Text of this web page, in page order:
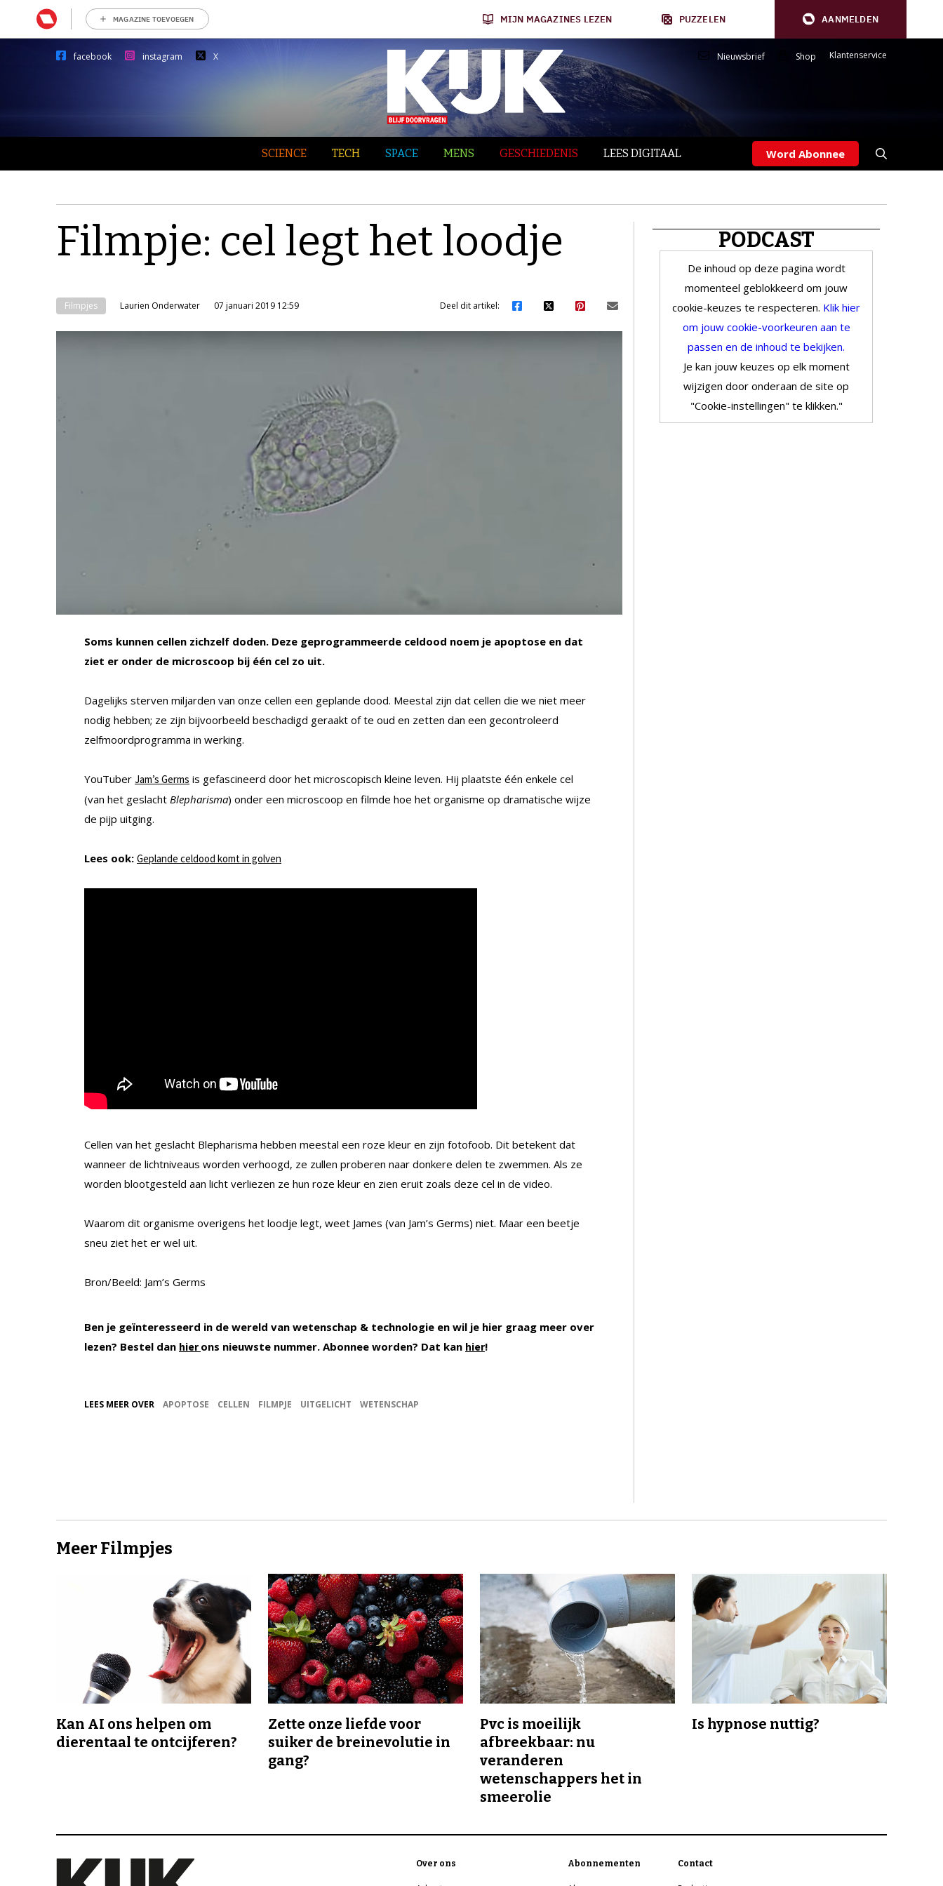
MAGAZINE TOEVOEGEN MIJN MAGAZINES LEZEN PUZZELEN AANMELDEN
facebook instagram X Nieuwsbrief Shop Klantenservice
SCIENCE TECH SPACE MENS GESCHIEDENIS LEES DIGITAAL Word Abonnee
Filmpje: cel legt het loodje
Filmpjes Laurien Onderwater 07 januari 2019 12:59 Deel dit artikel:
Soms kunnen cellen zichzelf doden. Deze geprogrammeerde celdood noem je apoptose en dat
ziet er onder de microscoop bij één cel zo uit.
Dagelijks sterven miljarden van onze cellen een geplande dood. Meestal zijn dat cellen die we niet meer
nodig hebben; ze zijn bijvoorbeeld beschadigd geraakt of te oud en zetten dan een gecontroleerd
zelfmoordprogramma in werking.
YouTuber Jam’s Germs is gefascineerd door het microscopisch kleine leven. Hij plaatste één enkele cel
(van het geslacht Blepharisma) onder een microscoop en filmde hoe het organisme op dramatische wijze
de pijp uitging.
Lees ook: Geplande celdood komt in golven
Cellen van het geslacht Blepharisma hebben meestal een roze kleur en zijn fotofoob. Dit betekent dat
wanneer de lichtniveaus worden verhoogd, ze zullen proberen naar donkere delen te zwemmen. Als ze
worden blootgesteld aan licht verliezen ze hun roze kleur en zien eruit zoals deze cel in de video.
Waarom dit organisme overigens het loodje legt, weet James (van Jam’s Germs) niet. Maar een beetje
sneu ziet het er wel uit.
Bron/Beeld: Jam’s Germs
Ben je geïnteresseerd in de wereld van wetenschap & technologie en wil je hier graag meer over
lezen? Bestel dan hier ons nieuwste nummer. Abonnee worden? Dat kan hier!
LEES MEER OVER APOPTOSE CELLEN FILMPJE UITGELICHT WETENSCHAP
PODCAST
De inhoud op deze pagina wordt
momenteel geblokkeerd om jouw
cookie-keuzes te respecteren. Klik hier
om jouw cookie-voorkeuren aan te
passen en de inhoud te bekijken.
Je kan jouw keuzes op elk moment
wijzigen door onderaan de site op
"Cookie-instellingen" te klikken."
Meer Filmpjes
Kan AI ons helpen om
dierentaal te ontcijferen?
Zette onze liefde voor
suiker de breinevolutie in
gang?
Pvc is moeilijk
afbreekbaar: nu
veranderen
wetenschappers het in
smeerolie
Is hypnose nuttig?
Over ons Abonnementen Contact